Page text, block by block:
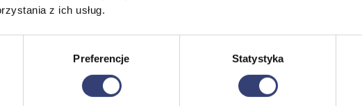
z ich usług.
Preferencje Statystyka